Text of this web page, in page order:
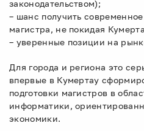
законодательством);
– шанс получить
магистра, не покидая
– уверенные позиции на
Для города и региона это
впервые в Кумертау
подготовки магистров в
информатики,
экономики.